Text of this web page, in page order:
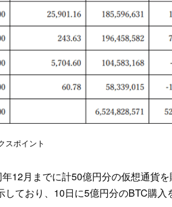
スポイント
12月までに計50億円分の仮想通貨を
ており、10日に5億円分のBTC購入